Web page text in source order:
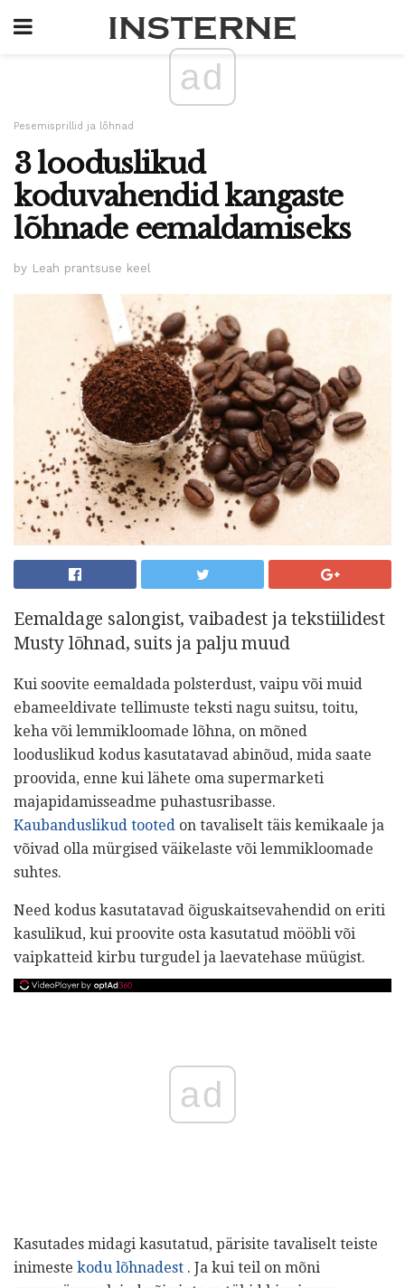
ad
Pesemisprillid ja lõhnad
3 looduslikud
koduvahendid kangaste
lõhnade eemaldamiseks
by Leah prantsuse keel
Eemaldage salongist, vaibadest ja tekstiilidest
Musty lõhnad, suits ja palju muud
Kui soovite eemaldada polsterdust, vaipu või muid
ebameeldivate tellimuste teksti nagu suitsu, toitu,
keha või lemmikloomade lõhna, on mõned
looduslikud kodus kasutatavad abinõud, mida saate
proovida, enne kui lähete oma supermarketi
majapidamisseadme puhastusribasse.
Kaubanduslikud tooted on tavaliselt täis kemikaale ja
võivad olla mürgised väikelaste või lemmikloomade
suhtes.
Need kodus kasutatavad õiguskaitsevahendid on eriti
kasulikud, kui proovite osta kasutatud mööbli või
vaipkatteid kirbu turgudel ja laevatehase müügist.
ad
Kasutades midagi kasutatud, pärisite tavaliselt teiste
inimeste kodu lõhnadest . Ja kui teil on mõni